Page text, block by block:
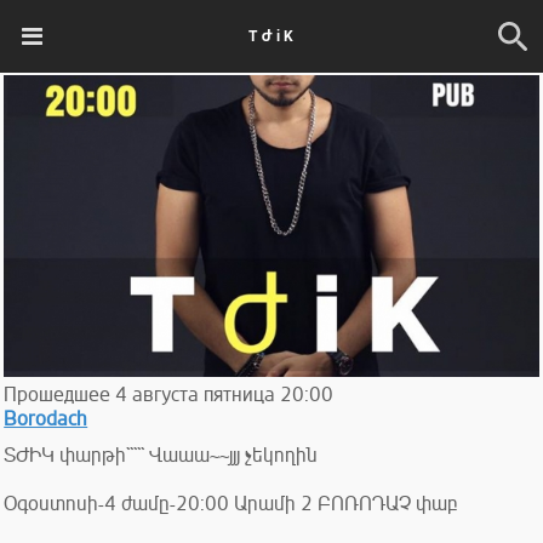
T Ժ i K
Прошедшее 4 августа пятница 20:00
Borodach
ՏԺԻԿ փարթի````` Վաաա~~յյյ չեկողին
Օգօստոսի-4 ժամը-20:00 Արամի 2 ԲՈՌՈԴԱՉ փաբ